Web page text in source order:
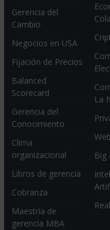
Gerencia del
Cambio
Negocios en USA
Fijación de Precios
Balanced
Scorecard
Gerencia del
Conocimiento
Clima
organizacional
Libros de gerencia
Cobranza
Maestría de
gerencia MBA
La
Big